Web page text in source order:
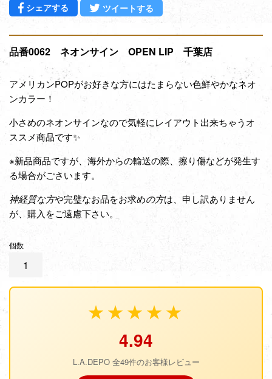
シェアする Facebookでシェアする
ツイートする
品番0062 ネオンサイン OPEN LIP 千葉店
アメリカンPOPがお好きな方にはたまらない色鮮やかなネオ
ンカラー！
小さめのネオンサインなので気軽にレイアウト出来ちゃうオ
ススメ商品です✨
※新品商品ですが、海外からの輸送の際、擦り傷などが発生す
る場合がごさいます。
神経質な方や完璧なお品をお求めの方は、申し訳ありません
が、購入をご遠慮下さい。
個数
★★★★★
4.94
L.A.DEPO 全49件のお客様レビュー